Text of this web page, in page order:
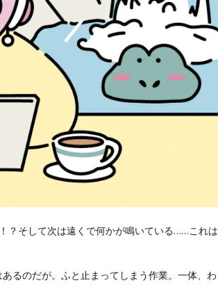
？そして次は遠くで何かが鳴いている……これは
るのだが。ふと止まってしまう作業。一体、わ